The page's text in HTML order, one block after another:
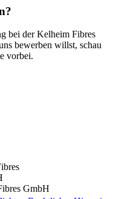
bei der Kelheim Fibres
bewerben willst, schau
vorbei.
GmbH